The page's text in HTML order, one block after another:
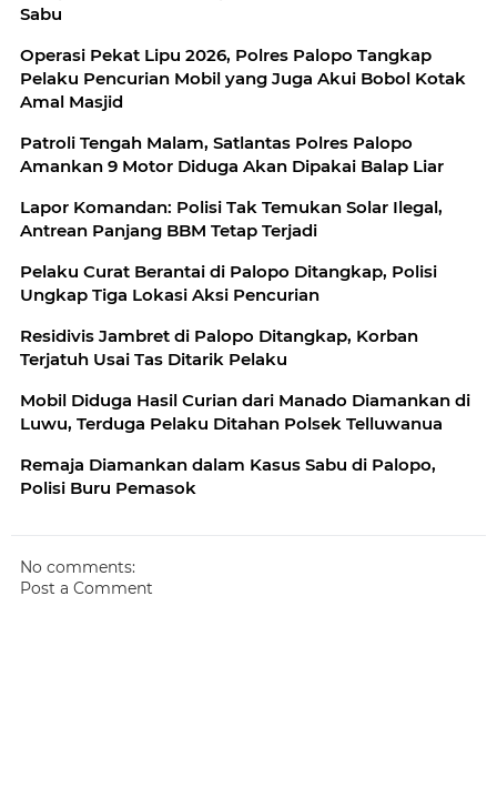
Sabu
Operasi Pekat Lipu 2026, Polres Palopo Tangkap
Pelaku Pencurian Mobil yang Juga Akui Bobol Kotak
Amal Masjid
Patroli Tengah Malam, Satlantas Polres Palopo
Amankan 9 Motor Diduga Akan Dipakai Balap Liar
Lapor Komandan: Polisi Tak Temukan Solar Ilegal,
Antrean Panjang BBM Tetap Terjadi
Pelaku Curat Berantai di Palopo Ditangkap, Polisi
Ungkap Tiga Lokasi Aksi Pencurian
Residivis Jambret di Palopo Ditangkap, Korban
Terjatuh Usai Tas Ditarik Pelaku
Mobil Diduga Hasil Curian dari Manado Diamankan di
Luwu, Terduga Pelaku Ditahan Polsek Telluwanua
Remaja Diamankan dalam Kasus Sabu di Palopo,
Polisi Buru Pemasok
No comments:
Post a Comment